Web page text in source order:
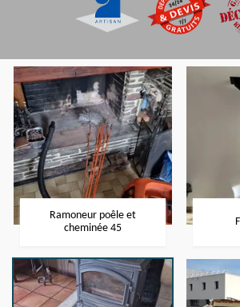
Ramoneur poêle et
cheminée 45